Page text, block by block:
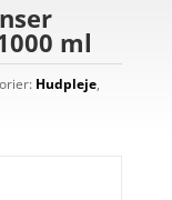
ml
Hudpleje,